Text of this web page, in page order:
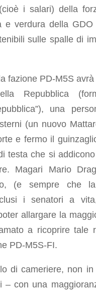
i salari) della
e verdura della GDO
sulle spalle di
fazione PD-M5S
Repubblica
una
(un nuovo
e fermo il
testa che si
Magari Mario
(e sempre che
i senatori a
allargare la
a ricoprire tale
PD-M5S-FI.
di cameriere, non in
– con una